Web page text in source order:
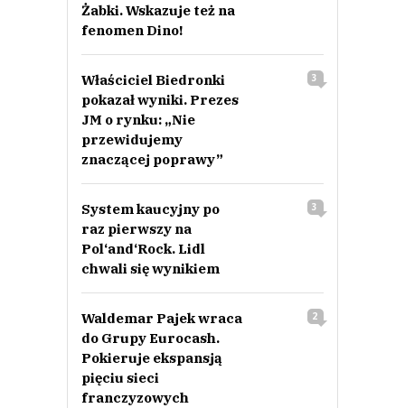
Żabki. Wskazuje też na
fenomen Dino!
Właściciel Biedronki
pokazał wyniki. Prezes
JM o rynku: „Nie
przewidujemy
znaczącej poprawy”
3
System kaucyjny po
raz pierwszy na
Pol‘and‘Rock. Lidl
chwali się wynikiem
3
Waldemar Pajek wraca
do Grupy Eurocash.
Pokieruje ekspansją
pięciu sieci
franczyzowych
2